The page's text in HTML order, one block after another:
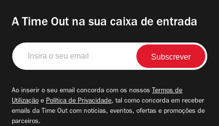
A Time Out na sua caixa de entrada
Insira
o
seu
Ao inserir o seu email concorda com os nossos Termos de
Utilização e Política de Privacidade, tal como concorda em receber
emails da Time Out com notícias, eventos, ofertas e promoções de
parceiros.